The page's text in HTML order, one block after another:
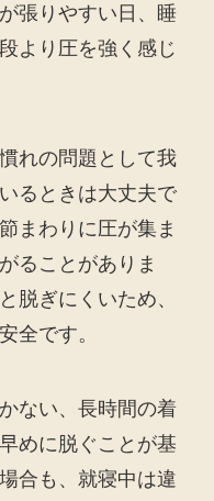
張りやすい日、睡
より圧を強く感じ
れの問題として我
るときは大丈夫で
まわりに圧が集ま
ることがありま
脱ぎにくいため、
全です。
ない、長時間の着
めに脱ぐことが基
合も、就寝中は違